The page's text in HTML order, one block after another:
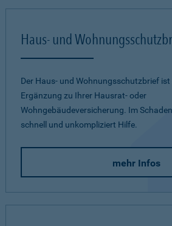
Haus- und
Der Haus- und Wohnungsschutzbrief ist
Ergänzung zu Ihrer Hausrat- oder
Wohngebäudeversicherung. Im
schnell und unkompliziert Hilfe.
mehr Infos